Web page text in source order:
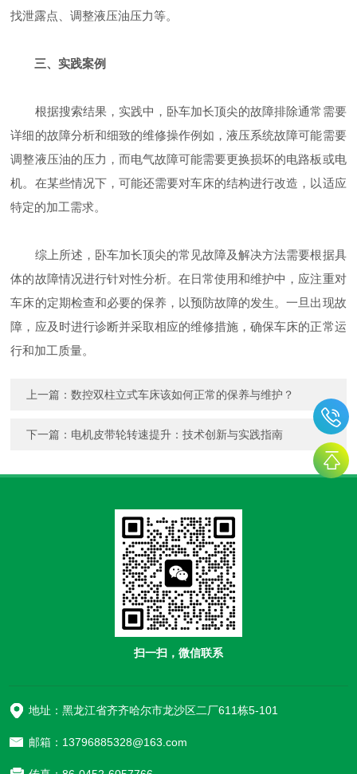
找泄露点、调整液压油压力等。
三、实践案例
根据搜索结果，实践中，卧车加长顶尖的故障排除通常需要
详细的故障分析和细致的维修操作例如，液压系统故障可能需要
调整液压油的压力，而电气故障可能需要更换损坏的电路板或电
机。在某些情况下，可能还需要对车床的结构进行改造，以适应
特定的加工需求。
综上所述，卧车加长顶尖的常见故障及解决方法需要根据具
体的故障情况进行针对性分析。在日常使用和维护中，应注重对
车床的定期检查和必要的保养，以预防故障的发生。一旦出现故
障，应及时进行诊断并采取相应的维修措施，确保车床的正常运
行和加工质量。
上一篇：数控双柱立式车床该如何正常的保养与维护？
下一篇： 电机皮带轮转速提升：技术创新与实践指南
扫一扫，微信联系
地址：黑龙江省齐齐哈尔市龙沙区二厂611栋5-101
邮箱：13796885328@163.com